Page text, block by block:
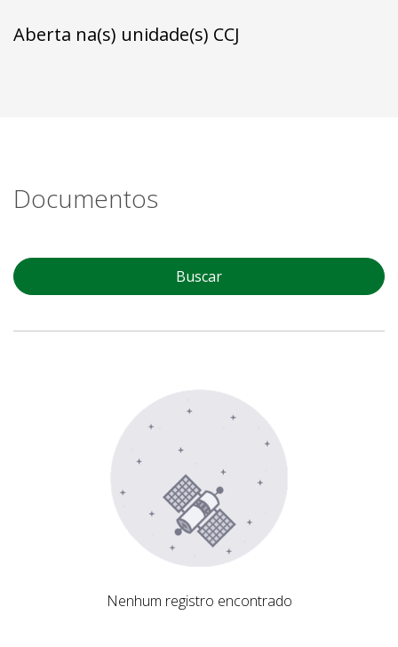
Aberta na(s) unidade(s) CCJ
Documentos
Buscar
Nenhum registro encontrado
Nenhum registro encontrado